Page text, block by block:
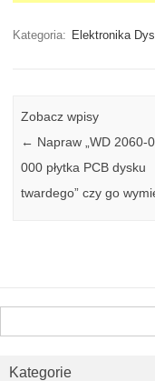
Kategoria: Elektronika
Zobacz wpisy
← Napraw „WD 2060-
000 płytka PCB dysku
twardego” czy go
Kategorie